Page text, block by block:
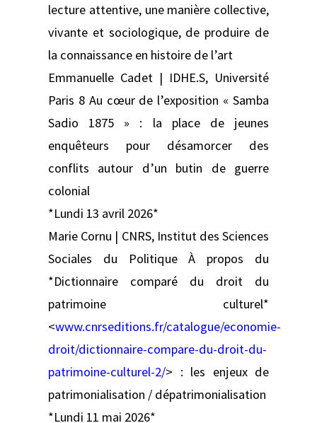
lecture attentive, une manière collective,
vivante et sociologique, de produire de
la connaissance en histoire de l’art
Emmanuelle Cadet | IDHE.S, Université
Paris 8 Au cœur de l’exposition « Samba
Sadio 1875 » : la place de jeunes
enquêteurs pour désamorcer des
conflits autour d’un butin de guerre
colonial
*Lundi 13 avril 2026*
Marie Cornu | CNRS, Institut des Sciences
Sociales du Politique À propos du
*Dictionnaire comparé du droit du
patrimoine culturel*
<www.cnrseditions.fr/catalogue/economie-
droit/dictionnaire-compare-du-droit-du-
patrimoine-culturel-2/> : les enjeux de
patrimonialisation / dépatrimonialisation
*Lundi 11 mai 2026*